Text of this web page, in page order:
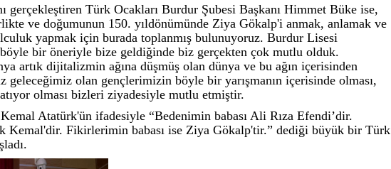
gerçekleştiren Türk Ocakları Burdur Şubesi Başkanı Himmet Büke ise,
ve doğumunun 150. yıldönümünde Ziya Gökalp'i anmak, anlamak ve
yapmak için burada toplanmış bulunuyoruz. Burdur Lisesi
bir öneriyle bize geldiğinde biz gerçekten çok mutlu olduk.
artık dijitalizmin ağına düşmüş olan dünya ve bu ağın içerisinden
olan gençlerimizin böyle bir yarışmanın içerisinde olması,
olması bizleri ziyadesiyle mutlu etmiştir.
Atatürk'ün ifadesiyle “Bedenimin babası Ali Rıza Efendi’dir.
Kemal'dir. Fikirlerimin babası ise Ziya Gökalp'tir.” dediği büyük bir Türk